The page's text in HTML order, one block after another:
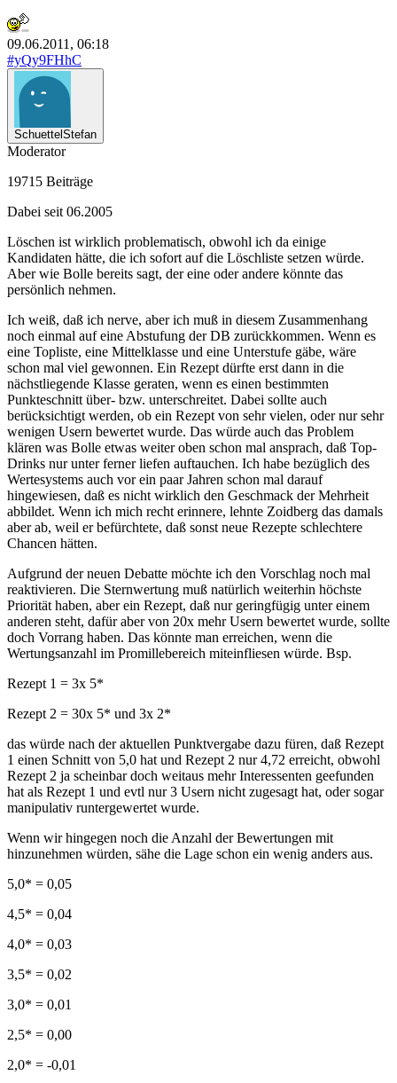
09.06.2011, 06:18
#yQy9FHhC
SchuettelStefan
Moderator
19715 Beiträge
Dabei seit 06.2005
Löschen ist wirklich problematisch, obwohl ich da einige
Kandidaten hätte, die ich sofort auf die Löschliste setzen würde.
Aber wie Bolle bereits sagt, der eine oder andere könnte das
persönlich nehmen.
Ich weiß, daß ich nerve, aber ich muß in diesem Zusammenhang
noch einmal auf eine Abstufung der DB zurückkommen. Wenn es
eine Topliste, eine Mittelklasse und eine Unterstufe gäbe, wäre
schon mal viel gewonnen. Ein Rezept dürfte erst dann in die
nächstliegende Klasse geraten, wenn es einen bestimmten
Punkteschnitt über- bzw. unterschreitet. Dabei sollte auch
berücksichtigt werden, ob ein Rezept von sehr vielen, oder nur sehr
wenigen Usern bewertet wurde. Das würde auch das Problem
klären was Bolle etwas weiter oben schon mal ansprach, daß Top-
Drinks nur unter ferner liefen auftauchen. Ich habe bezüglich des
Wertesystems auch vor ein paar Jahren schon mal darauf
hingewiesen, daß es nicht wirklich den Geschmack der Mehrheit
abbildet. Wenn ich mich recht erinnere, lehnte Zoidberg das damals
aber ab, weil er befürchtete, daß sonst neue Rezepte schlechtere
Chancen hätten.
Aufgrund der neuen Debatte möchte ich den Vorschlag noch mal
reaktivieren. Die Sternwertung muß natürlich weiterhin höchste
Priorität haben, aber ein Rezept, daß nur geringfügig unter einem
anderen steht, dafür aber von 20x mehr Usern bewertet wurde, sollte
doch Vorrang haben. Das könnte man erreichen, wenn die
Wertungsanzahl im Promillebereich miteinfliesen würde. Bsp.
Rezept 1 = 3x 5*
Rezept 2 = 30x 5* und 3x 2*
das würde nach der aktuellen Punktvergabe dazu füren, daß Rezept
1 einen Schnitt von 5,0 hat und Rezept 2 nur 4,72 erreicht, obwohl
Rezept 2 ja scheinbar doch weitaus mehr Interessenten geefunden
hat als Rezept 1 und evtl nur 3 Usern nicht zugesagt hat, oder sogar
manipulativ runtergewertet wurde.
Wenn wir hingegen noch die Anzahl der Bewertungen mit
hinzunehmen würden, sähe die Lage schon ein wenig anders aus.
5,0* = 0,05
4,5* = 0,04
4,0* = 0,03
3,5* = 0,02
3,0* = 0,01
2,5* = 0,00
2,0* = -0,01